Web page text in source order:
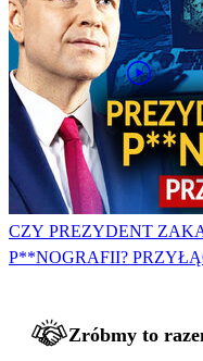
CZY PREZYDENT
P**NOGRAFII?
Zróbmy to